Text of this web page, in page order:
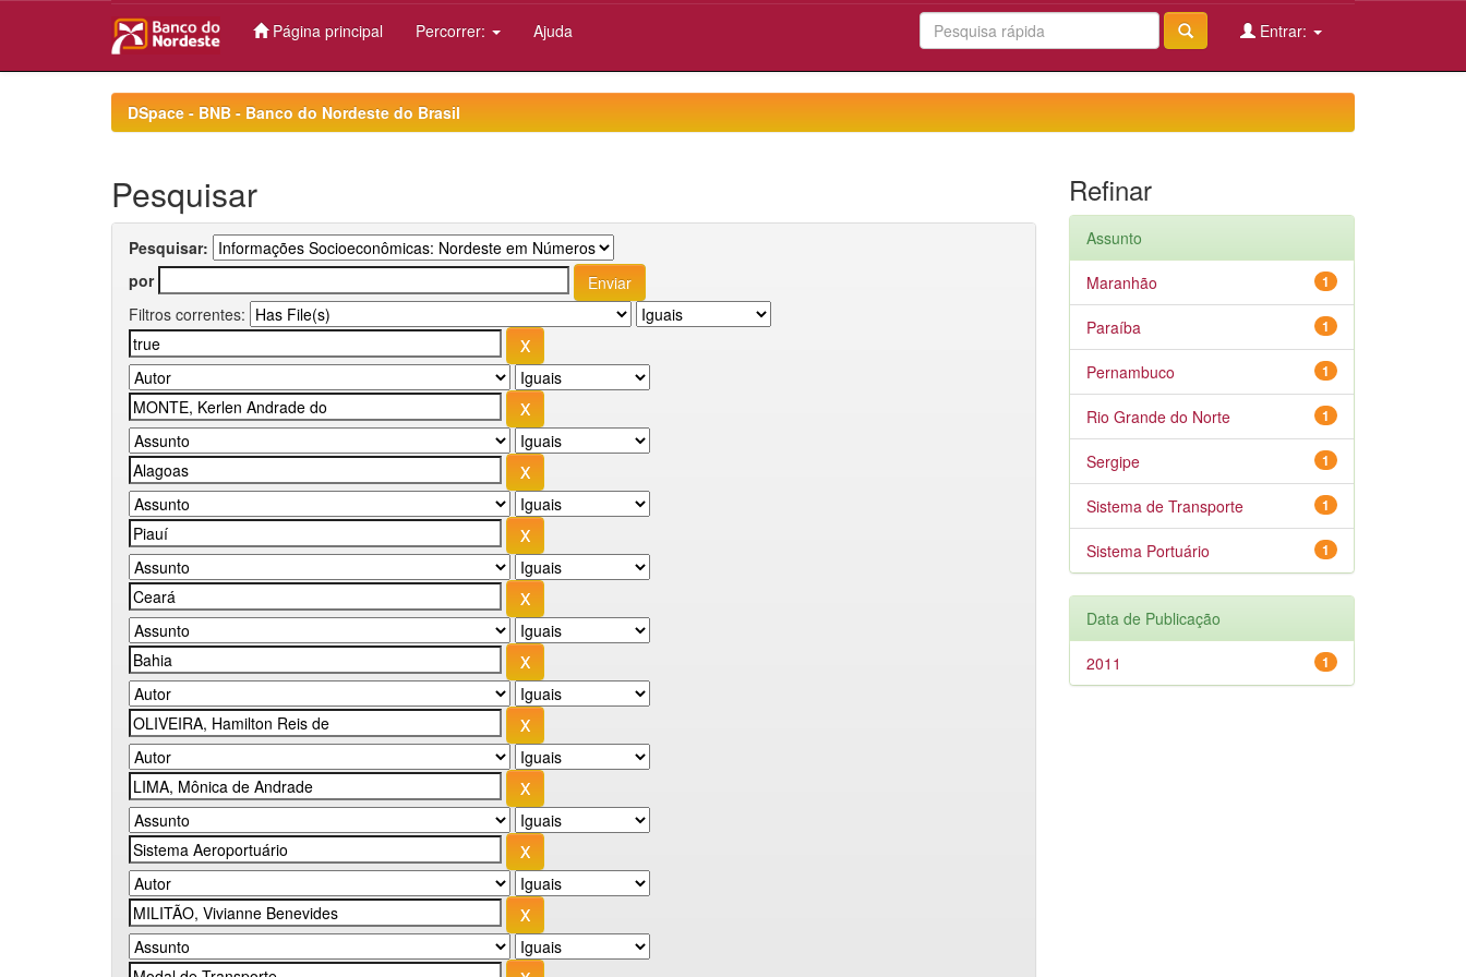
Página principal Percorrer: Ajuda Entrar:
DSpace - BNB - Banco do Nordeste do Brasil
Pesquisar
Pesquisar:
por
Filtros correntes:
Refinar
Assunto
1
Maranhão
1
Paraíba
1
Pernambuco
1
Rio Grande do Norte
1
Sergipe
1
Sistema de Transporte
1
Sistema Portuário
Data de Publicação
1
2011